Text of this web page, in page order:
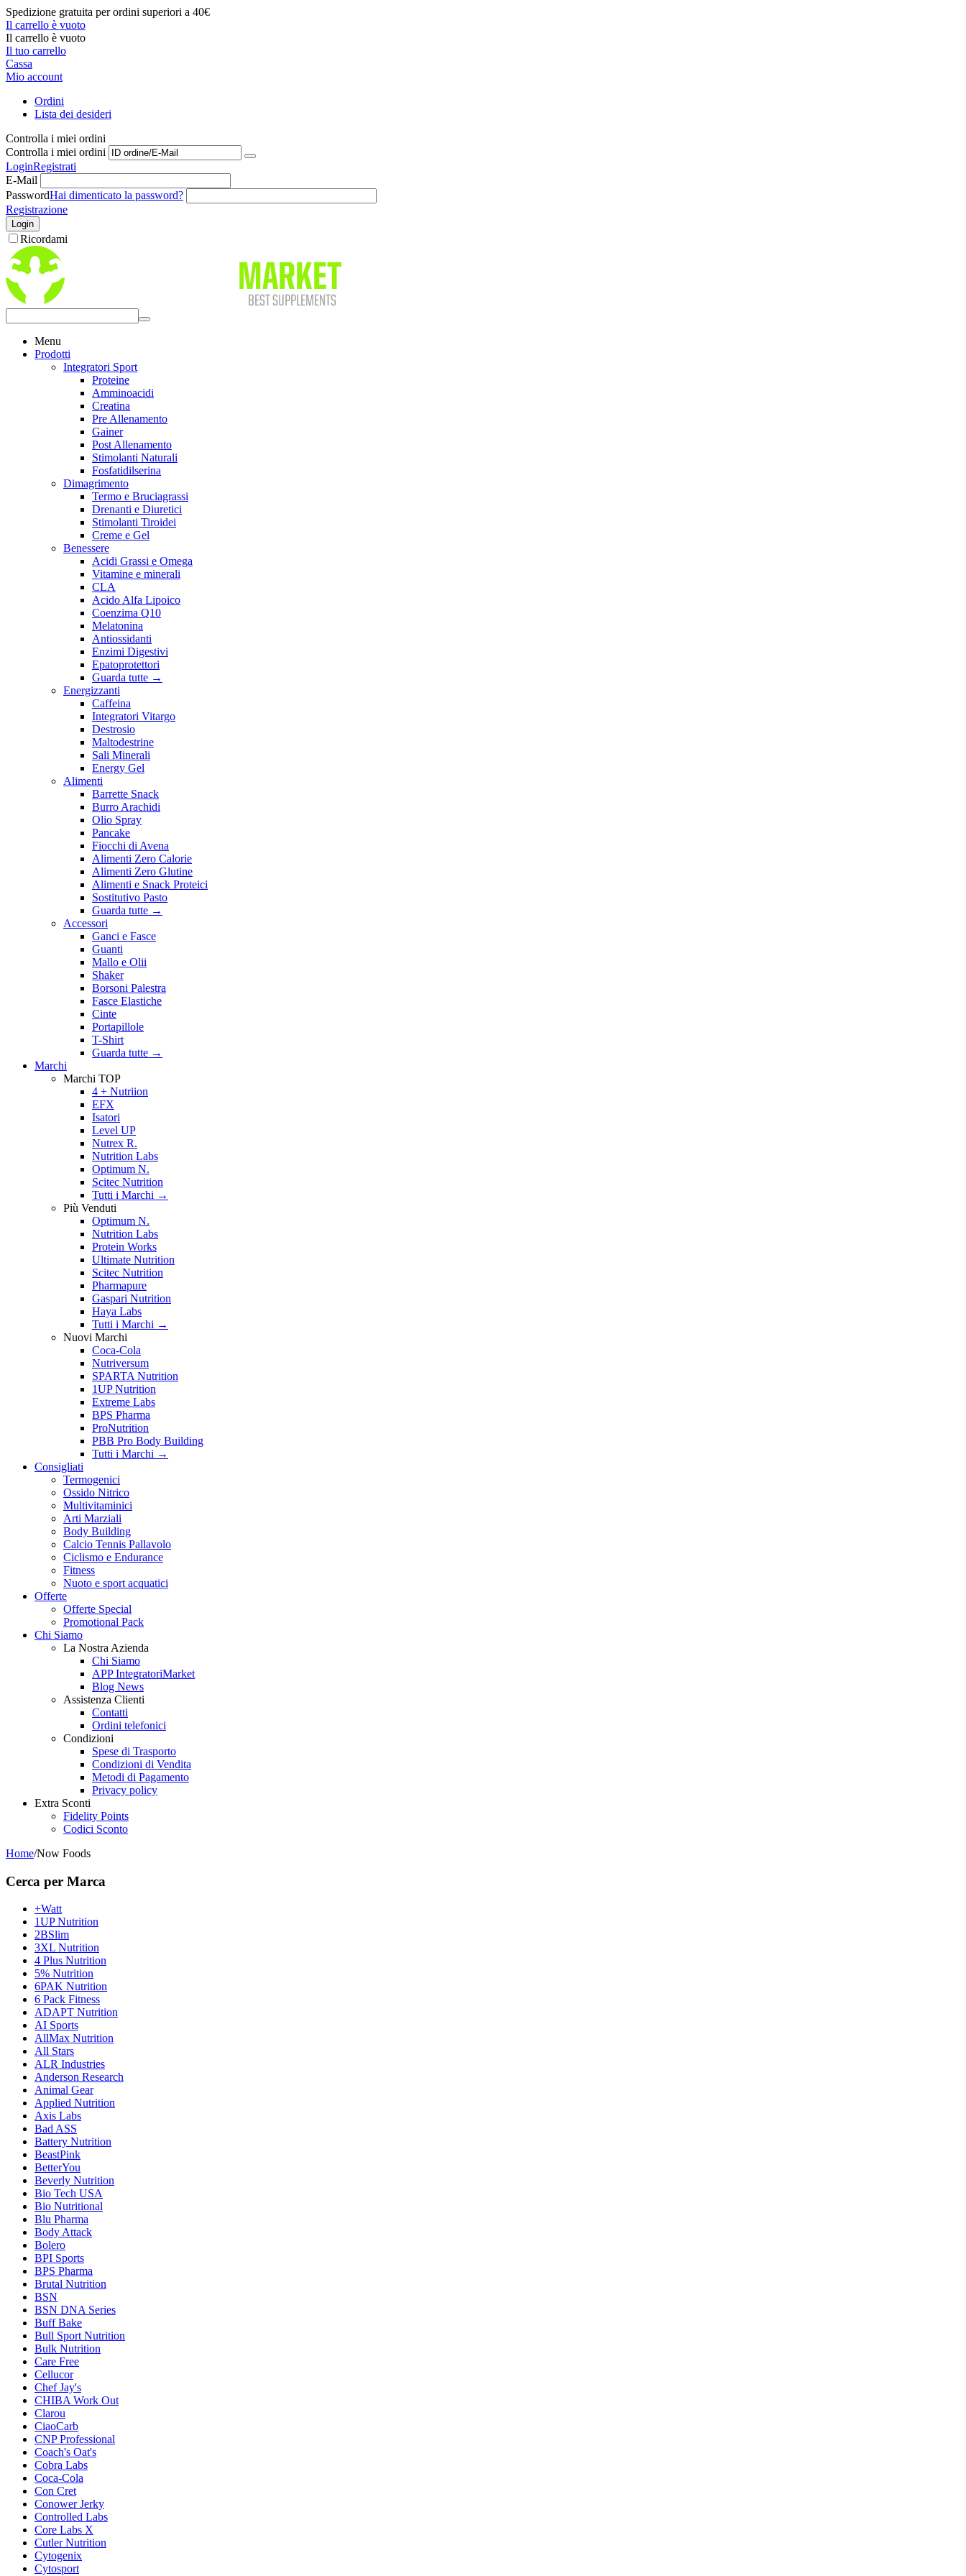
Spedizione gratuita per ordini superiori a 40€
Il carrello è vuoto
Il carrello è vuoto
Il tuo carrello
Cassa
Mio account
Ordini
Lista dei desideri
Controlla i miei ordini
Controlla i miei ordini
LoginRegistrati
E-Mail
PasswordHai dimenticato la password?
Registrazione
Login
Ricordami
Menu
Prodotti
Integratori Sport
Proteine
Amminoacidi
Creatina
Pre Allenamento
Gainer
Post Allenamento
Stimolanti Naturali
Fosfatidilserina
Dimagrimento
Termo e Bruciagrassi
Drenanti e Diuretici
Stimolanti Tiroidei
Creme e Gel
Benessere
Acidi Grassi e Omega
Vitamine e minerali
CLA
Acido Alfa Lipoico
Coenzima Q10
Melatonina
Antiossidanti
Enzimi Digestivi
Epatoprotettori
Guarda tutte →
Energizzanti
Caffeina
Integratori Vitargo
Destrosio
Maltodestrine
Sali Minerali
Energy Gel
Alimenti
Barrette Snack
Burro Arachidi
Olio Spray
Pancake
Fiocchi di Avena
Alimenti Zero Calorie
Alimenti Zero Glutine
Alimenti e Snack Proteici
Sostitutivo Pasto
Guarda tutte →
Accessori
Ganci e Fasce
Guanti
Mallo e Olii
Shaker
Borsoni Palestra
Fasce Elastiche
Cinte
Portapillole
T-Shirt
Guarda tutte →
Marchi
Marchi TOP
4 + Nutriion
EFX
Isatori
Level UP
Nutrex R.
Nutrition Labs
Optimum N.
Scitec Nutrition
Tutti i Marchi →
Più Venduti
Optimum N.
Nutrition Labs
Protein Works
Ultimate Nutrition
Scitec Nutrition
Pharmapure
Gaspari Nutrition
Haya Labs
Tutti i Marchi →
Nuovi Marchi
Coca-Cola
Nutriversum
SPARTA Nutrition
1UP Nutrition
Extreme Labs
BPS Pharma
ProNutrition
PBB Pro Body Building
Tutti i Marchi →
Consigliati
Termogenici
Ossido Nitrico
Multivitaminici
Arti Marziali
Body Building
Calcio Tennis Pallavolo
Ciclismo e Endurance
Fitness
Nuoto e sport acquatici
Offerte
Offerte Special
Promotional Pack
Chi Siamo
La Nostra Azienda
Chi Siamo
APP IntegratoriMarket
Blog News
Assistenza Clienti
Contatti
Ordini telefonici
Condizioni
Spese di Trasporto
Condizioni di Vendita
Metodi di Pagamento
Privacy policy
Extra Sconti
Fidelity Points
Codici Sconto
Home/Now Foods
Cerca per Marca
+Watt
1UP Nutrition
2BSlim
3XL Nutrition
4 Plus Nutrition
5% Nutrition
6PAK Nutrition
6 Pack Fitness
ADAPT Nutrition
AI Sports
AllMax Nutrition
All Stars
ALR Industries
Anderson Research
Animal Gear
Applied Nutrition
Axis Labs
Bad ASS
Battery Nutrition
BeastPink
BetterYou
Beverly Nutrition
Bio Tech USA
Bio Nutritional
Blu Pharma
Body Attack
Bolero
BPI Sports
BPS Pharma
Brutal Nutrition
BSN
BSN DNA Series
Buff Bake
Bull Sport Nutrition
Bulk Nutrition
Care Free
Cellucor
Chef Jay's
CHIBA Work Out
Clarou
CiaoCarb
CNP Professional
Coach's Oat's
Cobra Labs
Coca-Cola
Con Cret
Conower Jerky
Controlled Labs
Core Labs X
Cutler Nutrition
Cytogenix
Cytosport